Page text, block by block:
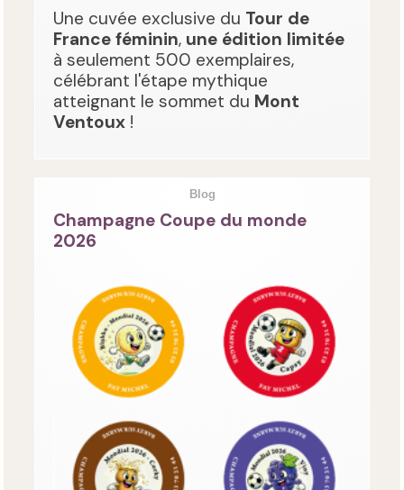
Une cuvée exclusive du Tour de
France féminin, une édition limitée
à seulement 500 exemplaires,
célébrant l'étape mythique
atteignant le sommet du Mont
Ventoux !
Blog
Champagne Coupe du monde
2026